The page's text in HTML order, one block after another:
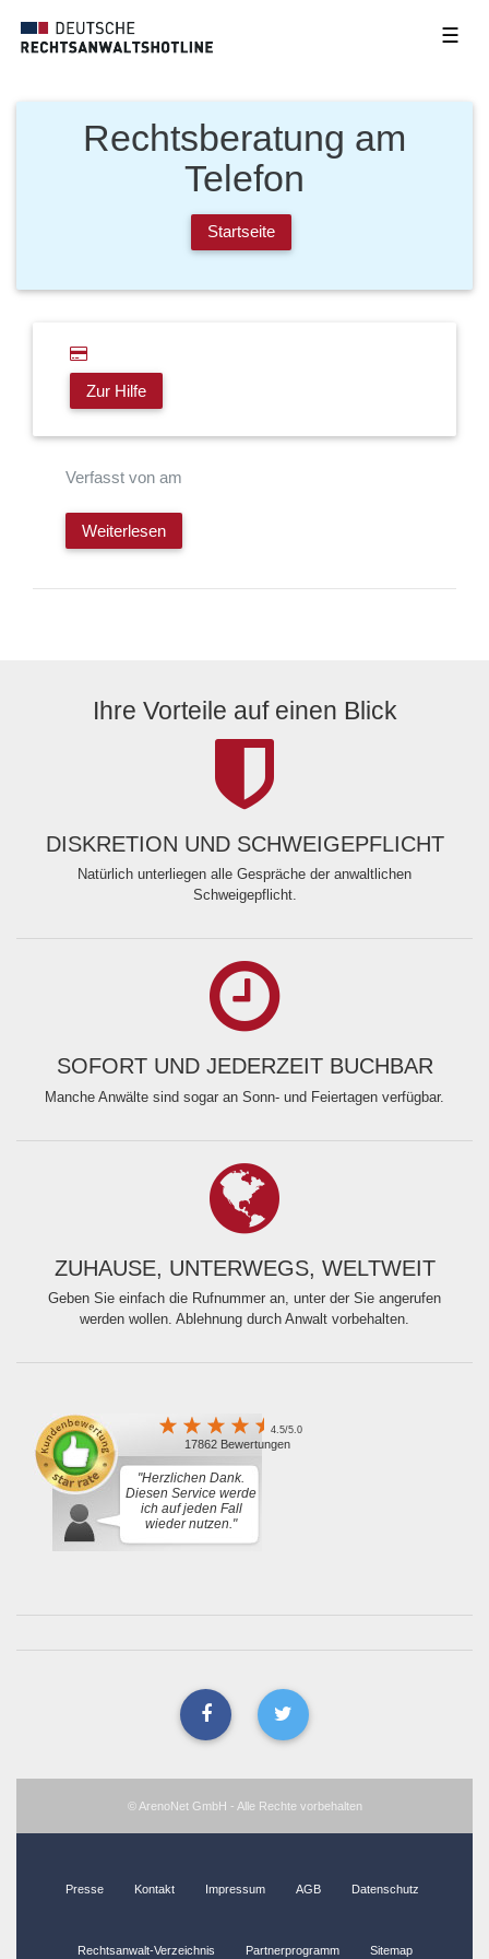
☰
Rechtsberatung am
Telefon
Startseite
Zur Hilfe
Verfasst von am
Weiterlesen
Ihre Vorteile auf einen Blick
DISKRETION UND SCHWEIGEPFLICHT
Natürlich unterliegen alle Gespräche der anwaltlichen
Schweigepflicht.
SOFORT UND JEDERZEIT BUCHBAR
Manche Anwälte sind sogar an Sonn- und Feiertagen verfügbar.
ZUHAUSE, UNTERWEGS, WELTWEIT
Geben Sie einfach die Rufnummer an, unter der Sie angerufen
werden wollen. Ablehnung durch Anwalt vorbehalten.
4.5/5.0
17862 Bewertungen
"Herzlichen Dank.
Diesen Service werde
ich auf jeden Fall
wieder nutzen."
© ArenoNet GmbH - Alle Rechte vorbehalten
Presse Kontakt Impressum AGB Datenschutz
Rechtsanwalt-Verzeichnis Partnerprogramm Sitemap